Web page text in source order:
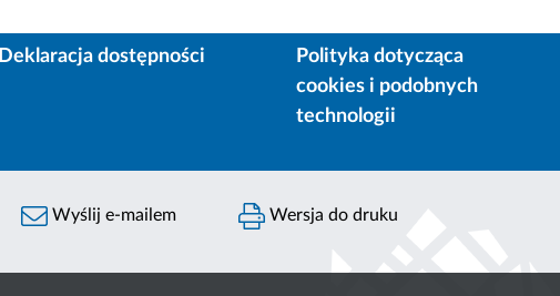
Deklaracja dostępności
Polityka dotycząca
cookies i podobnych
technologii
Wyślij e-mailem Wersja do druku